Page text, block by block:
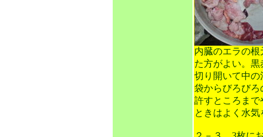
内臓のエラの
た方がよい。
切り開いて中
袋からびろび
許すところま
ときはよく水気